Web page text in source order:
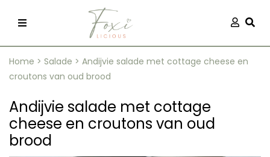
Home > Salade > Andijvie salade met cottage cheese en
croutons van oud brood
Andijvie salade met cottage
cheese en croutons van oud
brood